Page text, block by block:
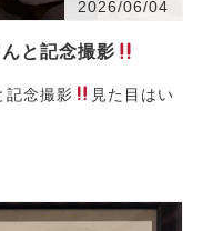
2026/06/04
と記念撮影
記念撮影
見た目はい